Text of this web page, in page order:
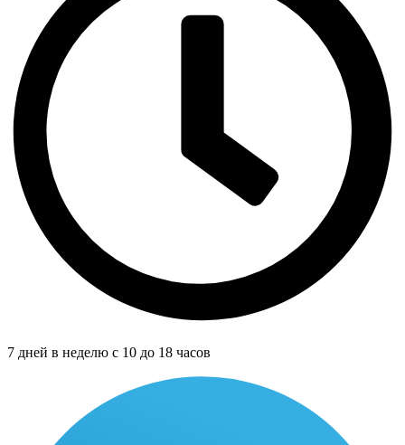
7 дней в неделю с 10 до 18 часов